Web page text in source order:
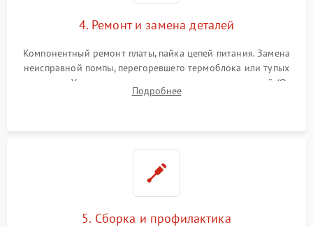
4. Ремонт и замена деталей
Компонентный ремонт платы, пайка цепей питания. Замена
неисправной помпы, перегоревшего термоблока или тупых
жерновов. Установка новых силиконовых уплотнителей (O-
ring) и тефлоновых трубок для надежного устранения
Подробнее
5. Сборка и профилактика